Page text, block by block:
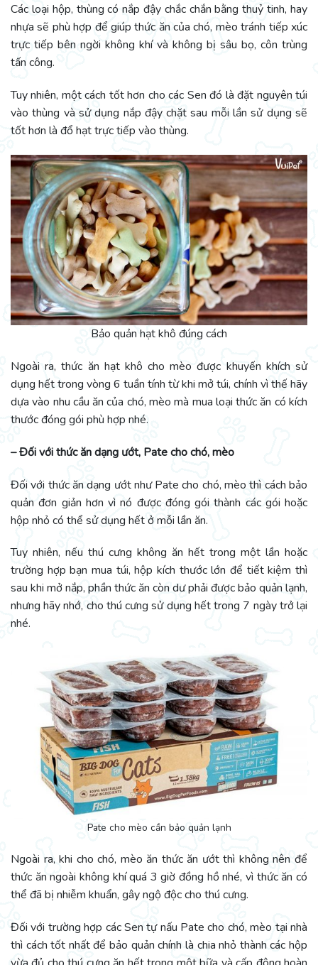
Các loại hộp, thùng có nắp đậy chắc chắn bằng thuỷ tinh, hay
nhựa sẽ phù hợp để giúp thức ăn của chó, mèo tránh tiếp xúc
trực tiếp bên ngời không khí và không bị sâu bọ, côn trùng
tấn công.
Tuy nhiên, một cách tốt hơn cho các Sen đó là đặt nguyên túi
vào thùng và sử dụng nắp đậy chặt sau mỗi lần sử dụng sẽ
tốt hơn là đổ hạt trực tiếp vào thùng.
Bảo quản hạt khô đúng cách
Ngoài ra, thức ăn hạt khô cho mèo được khuyến khích sử
dụng hết trong vòng 6 tuần tính từ khi mở túi, chính vì thế hãy
dựa vào nhu cầu ăn của chó, mèo mà mua loại thức ăn có kích
thước đóng gói phù hợp nhé.
– Đối với thức ăn dạng ướt, Pate cho chó, mèo
Đối với thức ăn dạng ướt như Pate cho chó, mèo thì cách bảo
quản đơn giản hơn vì nó được đóng gói thành các gói hoặc
hộp nhỏ có thể sử dụng hết ở mỗi lần ăn.
Tuy nhiên, nếu thú cưng không ăn hết trong một lần hoặc
trường hợp bạn mua túi, hộp kích thước lớn để tiết kiệm thì
sau khi mở nắp, phần thức ăn còn dư phải được bảo quản lạnh,
nhưng hãy nhớ, cho thú cưng sử dụng hết trong 7 ngày trở lại
nhé.
Pate cho mèo cần bảo quản lạnh
Ngoài ra, khi cho chó, mèo ăn thức ăn ướt thì không nên để
thức ăn ngoài không khí quá 3 giờ đồng hồ nhé, vì thức ăn có
thể đã bị nhiễm khuẩn, gây ngộ độc cho thú cưng.
Đối với trường hợp các Sen tự nấu Pate cho chó, mèo tại nhà
thì cách tốt nhất để bảo quản chính là chia nhỏ thành các hộp